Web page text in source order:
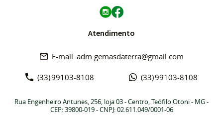
Atendimento
(33)99103-8108 (33)99103-8108
adm.gemasdaterra@gmail.com
Rua Engenheiro Antunes, 256, loja 03-Centro, Teófilo Otoni- MG-
CEP: 39800-019- CNPJ: 02.611.049/0001-06